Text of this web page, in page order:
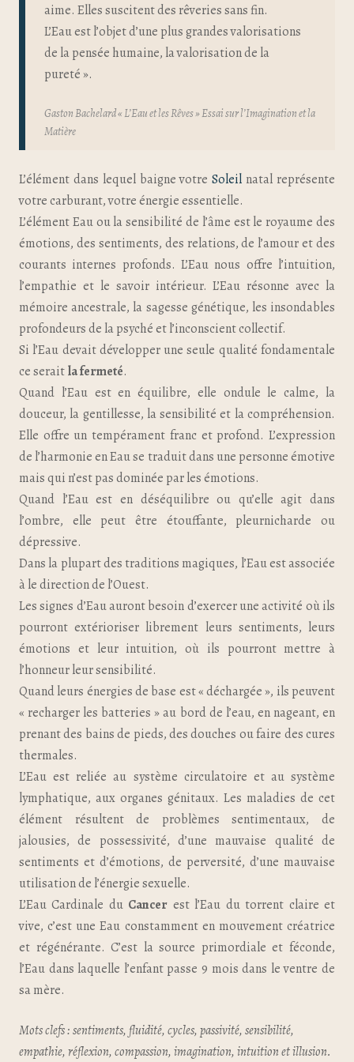
aime. Elles suscitent des rêveries sans fin.
L’Eau est l’objet d’une plus grandes valorisations
de la pensée humaine, la valorisation de la
pureté ».
Gaston Bachelard « L’Eau et les Rêves » Essai sur l’Imagination et la
Matière
L’élément dans lequel baigne votreSoleil natal représente
votre carburant, votre énergie essentielle.
L’élément Eau ou la sensibilité de l’âme est le royaume des
émotions, des sentiments, des relations, de l’amour et des
courants internes profonds. L’Eau nous offre l’intuition,
l’empathie et le savoir intérieur. L’Eau résonne avec la
mémoire ancestrale, la sagesse génétique, les insondables
profondeurs de la psyché et l’inconscient collectif.
Si l’Eau devait développer une seule qualité fondamentale
ce seraitla fermeté.
Quand l’Eau est en équilibre, elle ondule le calme, la
douceur, la gentillesse, la sensibilité et la compréhension.
Elle offre un tempérament franc et profond. L’expression
de l’harmonie en Eau se traduit dans une personne émotive
mais qui n’est pas dominée par les émotions.
Quand l’Eau est en déséquilibre ou qu’elle agit dans
l’ombre, elle peut être étouffante, pleurnicharde ou
dépressive.
Dans la plupart des traditions magiques, l’Eau est associée
à le direction de l’Ouest.
Les signes d’Eau auront besoin d’exercer une activité où ils
pourront extérioriser librement leurs sentiments, leurs
émotions et leur intuition, où ils pourront mettre à
l’honneur leur sensibilité.
Quand leurs énergies de base est « déchargée », ils peuvent
« recharger les batteries » au bord de l’eau, en nageant, en
prenant des bains de pieds, des douches ou faire des cures
thermales.
L’Eau est reliée au système circulatoire et au système
lymphatique, aux organes génitaux. Les maladies de cet
élément résultent de problèmes sentimentaux, de
jalousies, de possessivité, d’une mauvaise qualité de
sentiments et d’émotions, de perversité, d’une mauvaise
utilisation de l’énergie sexuelle.
L’Eau Cardinale du Cancer est l’Eau du torrent claire et
vive, c’est une Eau constamment en mouvement créatrice
et régénérante. C’est la source primordiale et féconde,
l’Eau dans laquelle l’enfant passe 9 mois dans le ventre de
sa mère.
Mots clefs : sentiments, fluidité, cycles, passivité, sensibilité,
empathie, réflexion, compassion, imagination, intuition et illusion.